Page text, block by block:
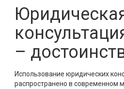
–
Использование юридических
распространено в современном